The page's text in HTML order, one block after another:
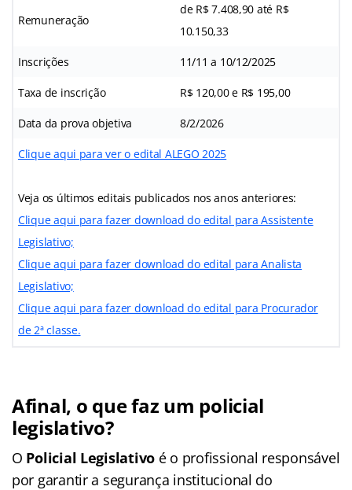
Remuneração
de R$ 7.408,90 até R$
10.150,33
Inscrições 11/11 a 10/12/2025
Taxa de inscrição R$ 120,00 e R$ 195,00
Data da prova objetiva 8/2/2026
Clique aqui para ver o edital ALEGO 2025
Veja os últimos editais publicados nos anos anteriores:
Clique aqui para fazer download do edital para Assistente
Legislativo;
Clique aqui para fazer download do edital para Analista
Legislativo;
Clique aqui para fazer download do edital para Procurador
de 2ª classe.
Afinal, o que faz um policial
legislativo?
O Policial Legislativo é o profissional responsável
por garantir a segurança institucional do